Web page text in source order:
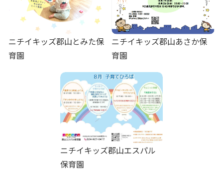
ニチイキッズ郡山とみた保
育園
ニチイキッズ郡山あさか保
育園
ニチイキッズ郡山エスパル
保育園